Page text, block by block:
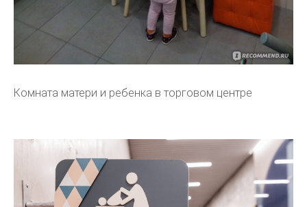
Комната матери и ребенка в торговом центре